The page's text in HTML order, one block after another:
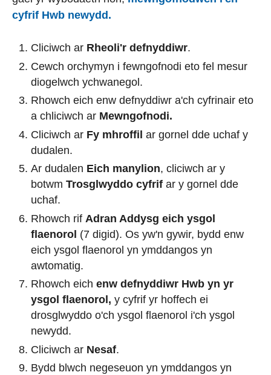
cyfrif Hwb newydd.
Cliciwch ar Rheoli'r defnyddiwr.
Cewch orchymyn i fewngofnodi eto fel mesur
diogelwch ychwanegol.
Rhowch eich enw defnyddiwr a'ch cyfrinair eto
a chliciwch ar Mewngofnodi.
Cliciwch ar Fy mhroffil ar gornel dde uchaf y
dudalen.
Ar dudalen Eich manylion, cliciwch ar y
botwm Trosglwyddo cyfrif ar y gornel dde
uchaf.
Rhowch rif Adran Addysg eich ysgol
flaenorol (7 digid). Os yw'n gywir, bydd enw
eich ysgol flaenorol yn ymddangos yn
awtomatig.
Rhowch eich enw defnyddiwr Hwb yn yr
ysgol flaenorol, y cyfrif yr hoffech ei
drosglwyddo o'ch ysgol flaenorol i'ch ysgol
newydd.
Cliciwch ar Nesaf.
Bydd blwch negeseuon yn ymddangos yn